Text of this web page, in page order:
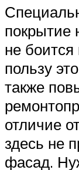
покрытие
не
пользу
также
отличие
здесь не
фасад.